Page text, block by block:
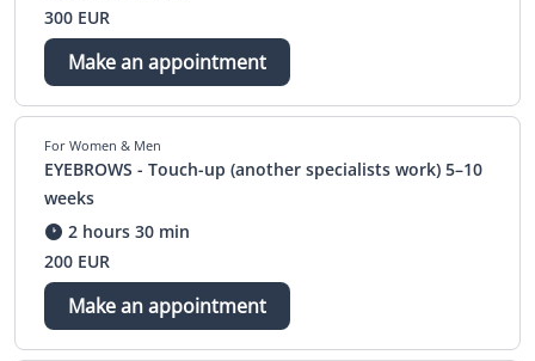
300 EUR
Make an appointment
For Women & Men
EYEBROWS - Touch-up (another specialists work) 5–10
weeks
2 hours 30 min
200 EUR
Make an appointment